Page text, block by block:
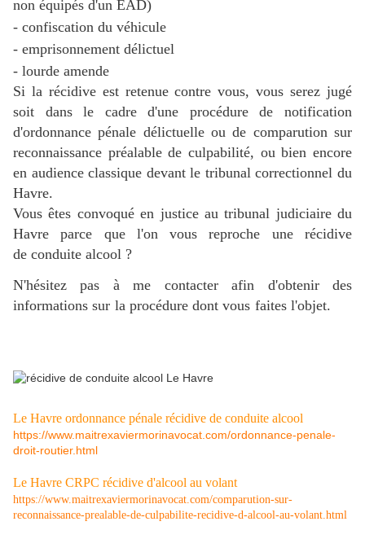
non équipés d'un EAD)
- confiscation du véhicule
- emprisonnement délictuel
- lourde amende
Si la récidive est retenue contre vous, vous serez jugé
soit dans le cadred'une procédure de notification
d'ordonnance pénale délictuelle ou de comparution sur
reconnaissance préalable de culpabilité, ou bien encore
en audience classique devant le tribunal correctionnel du
Havre.
Vous êtes convoqué en justice au tribunal judiciaire du
Havreparce que l'on vous reproche une récidive
de conduite alcool ?
N'hésitez pas à me contacter afin d'obtenir des
informations sur la procédure dont vous faites l'objet.
Le Havre ordonnance pénale récidive de conduite alcool
https://www.maitrexaviermorinavocat.com/ordonnance-penale-
droit-routier.html
Le Havre CRPC récidive d'alcool au volant
https://www.maitrexaviermorinavocat.com/comparution-sur-
reconnaissance-prealable-de-culpabilite-recidive-d-alcool-au-volant.html